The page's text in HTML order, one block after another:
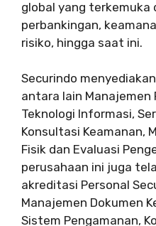
global yang terkemuka
perbankingan,
risiko, hingga saat ini.
Securindo
antara lain Manajemen
Teknologi Informasi,
Konsultasi Keamanan,
Fisik dan Evaluasi
perusahaan ini juga
akreditasi Personal
Manajemen Dokumen
Sistem Pengamanan,